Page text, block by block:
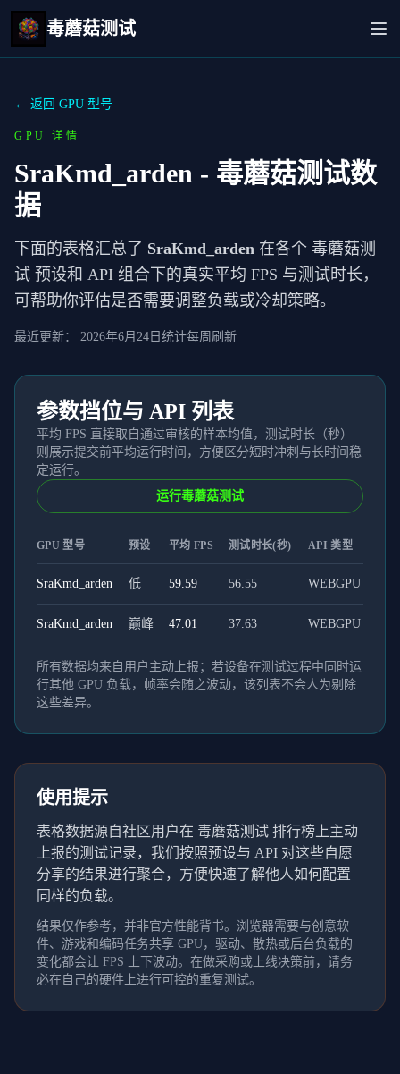
毒蘑菇测试
← 返回 GPU 型号
GPU 详情
SraKmd_arden - 毒蘑菇测试数
据
下面的表格汇总了 SraKmd_arden 在各个 毒蘑菇测
试 预设和 API 组合下的真实平均 FPS 与测试时长，
可帮助你评估是否需要调整负载或冷却策略。
最近更新： 2026年6月24日 统计每周刷新
参数挡位与 API 列表
平均 FPS 直接取自通过审核的样本均值，测试时长（秒）
则展示提交前平均运行时间，方便区分短时冲刺与长时间稳
定运行。
运行毒蘑菇测试
GPU 型号 预设 平均 FPS 测试时长(秒) API 类型
SraKmd_arden 低 59.59 56.55 WEBGPU
SraKmd_arden 巅峰 47.01 37.63 WEBGPU
所有数据均来自用户主动上报；若设备在测试过程中同时运
行其他 GPU 负载，帧率会随之波动，该列表不会人为剔除
这些差异。
使用提示
表格数据源自社区用户在 毒蘑菇测试 排行榜上主动
上报的测试记录，我们按照预设与 API 对这些自愿
分享的结果进行聚合，方便快速了解他人如何配置
同样的负载。
结果仅作参考，并非官方性能背书。浏览器需要与创意软
件、游戏和编码任务共享 GPU，驱动、散热或后台负载的
变化都会让 FPS 上下波动。在做采购或上线决策前，请务
必在自己的硬件上进行可控的重复测试。